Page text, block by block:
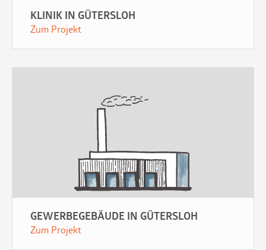
KLINIK IN GÜTERSLOH
Zum Projekt
GEWERBEGEBÄUDE IN GÜTERSLOH
Zum Projekt